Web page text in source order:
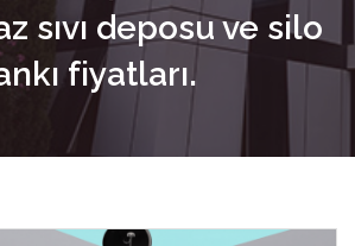
sıvı deposu ve silo
fiyatları.